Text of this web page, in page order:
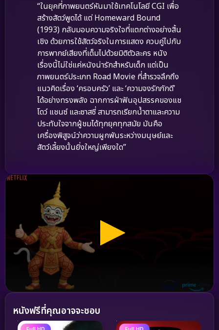
“ในยุคที่ภาพยนตร์หันมาใช้เทคโนโลยี CGI เพื่อ
สร้างสัตว์พูดได้ แต่ Homeward Bound
(1993) กลับมอบความจริงใจที่แตกต่างอย่างสิ้น
เชิง ด้วยการใช้สัตว์จริงในการแสดง ควบคู่ไปกับ
การพากย์เสียงที่เต็มไปด้วยมิติตัวละคร หนัง
เรื่องนี้ไม่ใช่แค่หนังน่ารักสำหรับเด็ก แต่เป็น
ภาพยนตร์ประเภท Road Movie ที่สำรวจลึกถึง
แนวคิดเรื่อง ‘ครอบครัว’ และ ‘ความจงรักภักดี’
ได้อย่างทรงพลัง ฉากการฝ่าฟันอุปสรรคของแช
โดว์ แชนซ์ และซาสซี่ สามารถเรียกน้ำตาและความ
ประทับใจจากผู้ชมได้ทุกยุคทุกสมัย มันคือ
เครื่องพิสูจน์ว่าความผูกพันระหว่างมนุษย์และ
สัตว์เลี้ยงนั้นยิ่งใหญ่เพียงใด”
หนังฟรีที่คุณอาจจะชอบ